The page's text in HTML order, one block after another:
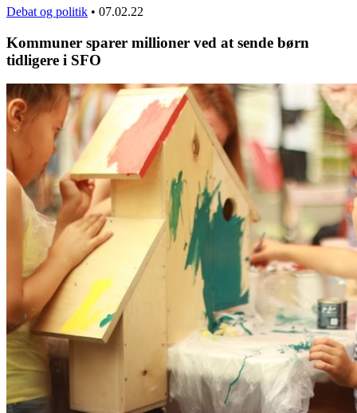
Debat og politik • 07.02.22
Kommuner sparer millioner ved at sende børn
tidligere i SFO